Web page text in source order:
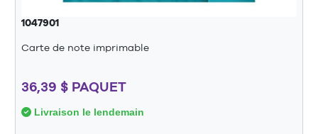
1047901
Carte de note imprimable
36,39 $ PAQUET
Livraison le lendemain